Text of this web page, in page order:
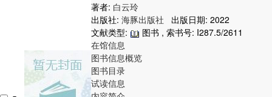
著者: 白云玲
出版社: 海豚出版社
出版日期: 2022
文献类型:
图书 , 索书号: I287.5/2611
在馆信息
图书信息概览
图书目录
试读信息